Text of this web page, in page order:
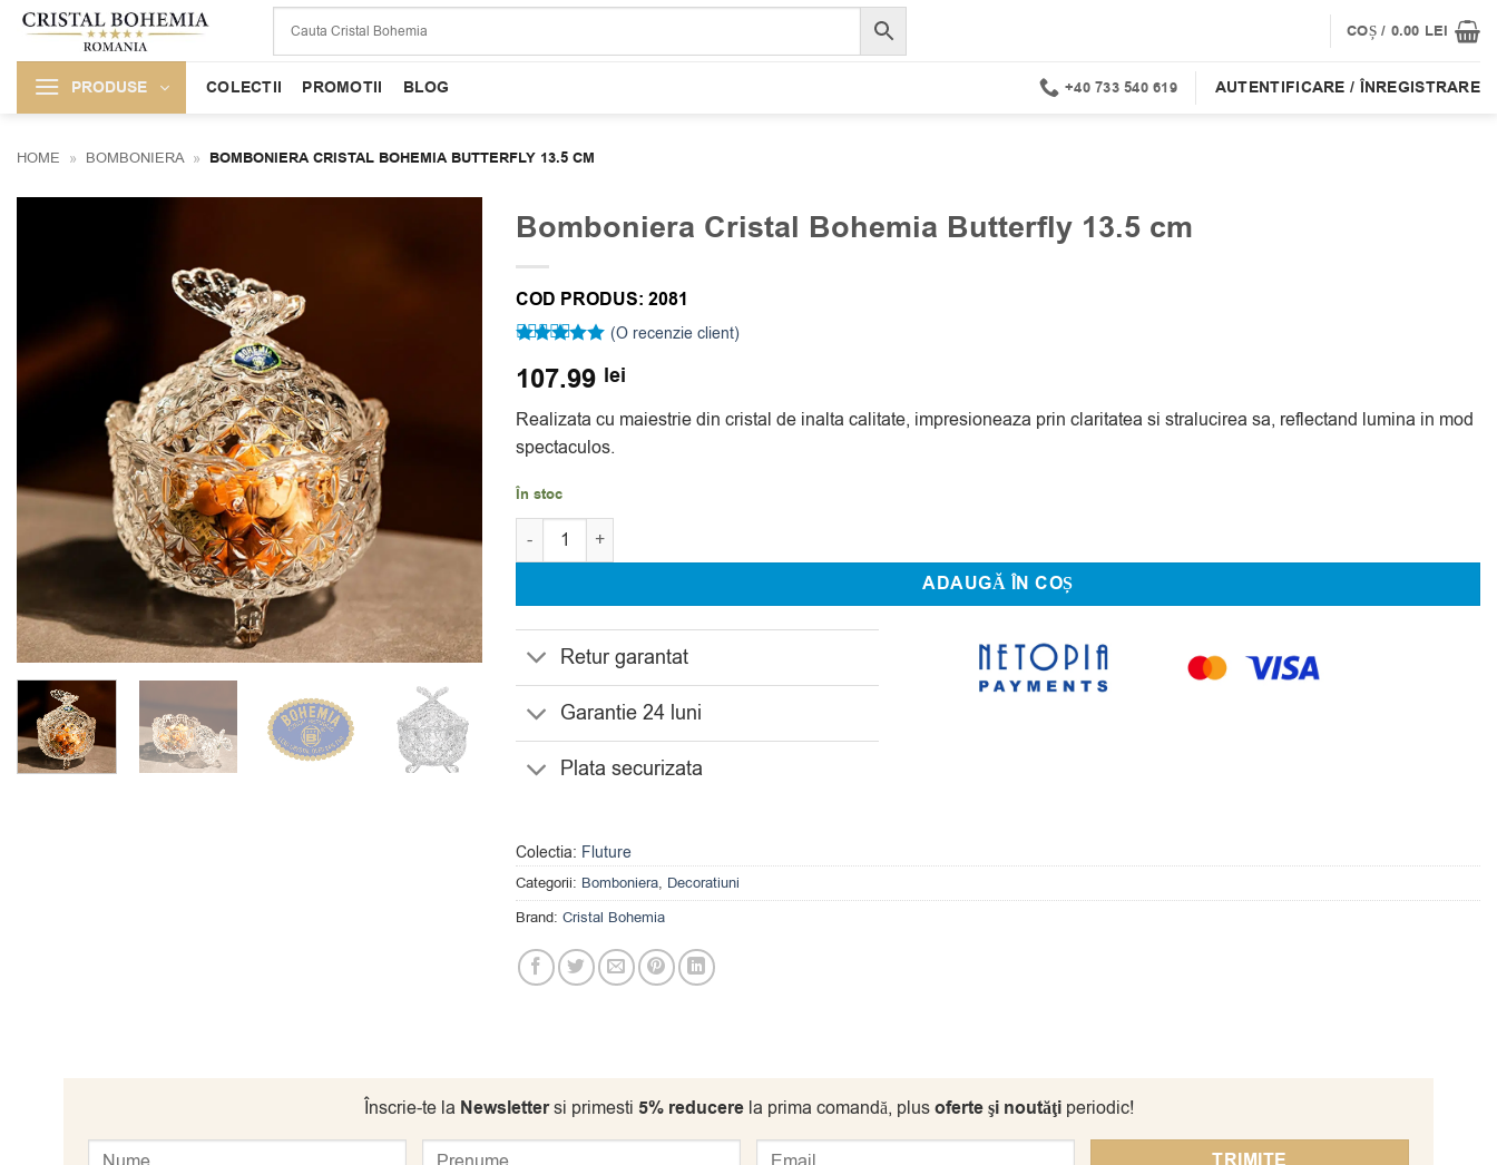
Skip
content
COȘ / 0.00 LEI
PRODUSE COLECTII PROMOTII BLOG +40 733 540 619 AUTENTIFICARE / ÎNREGISTRARE
HOME » BOMBONIERA » BOMBONIERA CRISTAL BOHEMIA BUTTERFLY 13.5 CM
Bomboniera Cristal Bohemia Butterfly 13.5 cm
COD PRODUS: 2081
5 din 5 pe
singure
(O recenzie client)
107.99 lei
Realizata cu maiestrie din cristal de inalta calitate, impresioneaza prin claritatea si stralucirea sa, reflectand lumina in mod
spectaculos.
În stoc
Cantitate Bomboniera Cristal Bohemia Butterfly 13.5 cm
ADAUGĂ ÎN COȘ
Retur garantat
Garantie 24 luni
Plata securizata
Colectia: Fluture
Categorii: Bomboniera, Decoratiuni
Brand: Cristal Bohemia
Înscrie-te la Newslettersi primesti 5% reducerela prima comandă, plusoferte şi noutăţiperiodic!